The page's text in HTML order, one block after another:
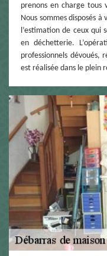
prenons en charge tous
Nous sommes disposés
l’estimation de ceux qui
en déchetterie.
professionnels dévoués,
est réalisée dans le plein